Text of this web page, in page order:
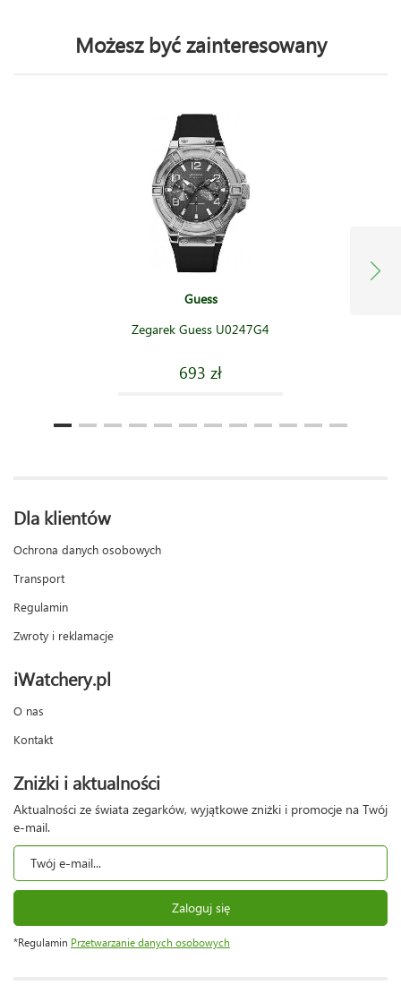
Możesz być zainteresowany
Guess
Zegarek Guess U0247G4
693 zł
Dla klientów
Ochrona danych osobowych
Transport
Regulamin
Zwroty i reklamacje
iWatchery.pl
O nas
Kontakt
Zniżki i aktualności
Aktualności ze świata zegarków, wyjątkowe zniżki i promocje na Twój
e-mail.
Zaloguj się
*Regulamin Przetwarzanie danych osobowych